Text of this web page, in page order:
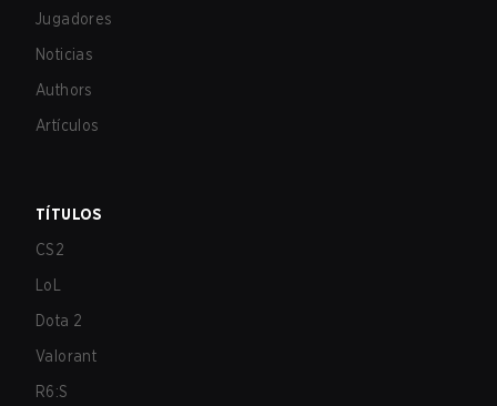
Jugadores
Noticias
Authors
Artículos
TÍTULOS
CS2
LoL
Dota 2
Valorant
R6:S